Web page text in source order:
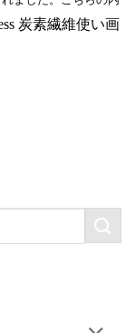
炭素繊維使い画